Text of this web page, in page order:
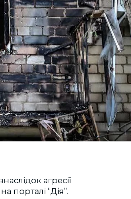
агресії
порталі “Дія”.